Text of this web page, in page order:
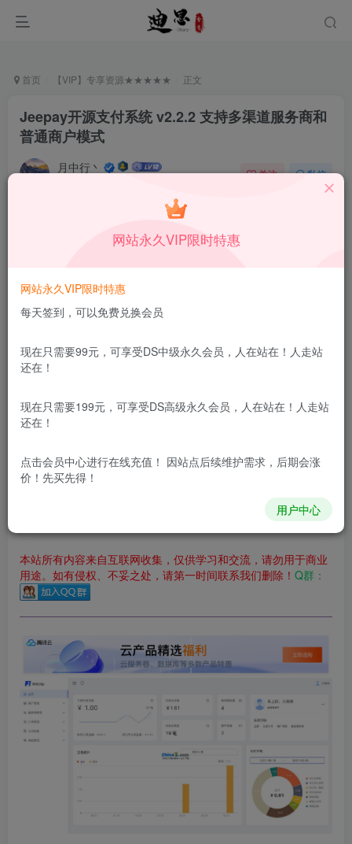
首页 【VIP】专享资源★★★★★ 正文
Jeepay开源支付系统 v2.2.2 支持多渠道服务商和
普通商户模式
月中行丶 关注 私信
此内容为付费资源，请付费后查看
本站所有内容来自互联网收集，仅供用于学习和交流，请勿用
于商业用途。如有侵权、不妥之处，请第一时间联系我们删
本站所有内容来自互联网收集，仅供学习和交流，请勿用于商业
用途。如有侵权、不妥之处，请第一时间联系我们删除！ Q群：
网站永久VIP限时特惠
网站永久VIP限时特惠
每天签到，可以免费兑换会员
现在只需要99元，可享受DS中级永久会员，人在站在！人走站
还在！
现在只需要199元，可享受DS高级永久会员，人在站在！人走站
还在！
点击会员中心进行在线充值！ 因站点后续维护需求，后期会涨
价！先买先得！
用户中心